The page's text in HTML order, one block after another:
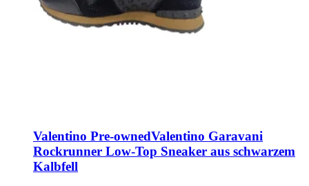
Valentino Pre-ownedValentino Garavani
Rockrunner Low-Top Sneaker aus schwarzem
Kalbfell